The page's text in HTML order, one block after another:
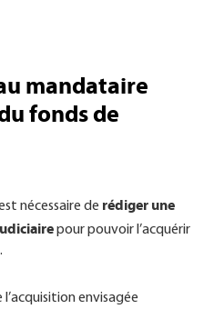
mandataire
fonds de
nécessaire de rédiger une
pour pouvoir l’acquérir
envisagée